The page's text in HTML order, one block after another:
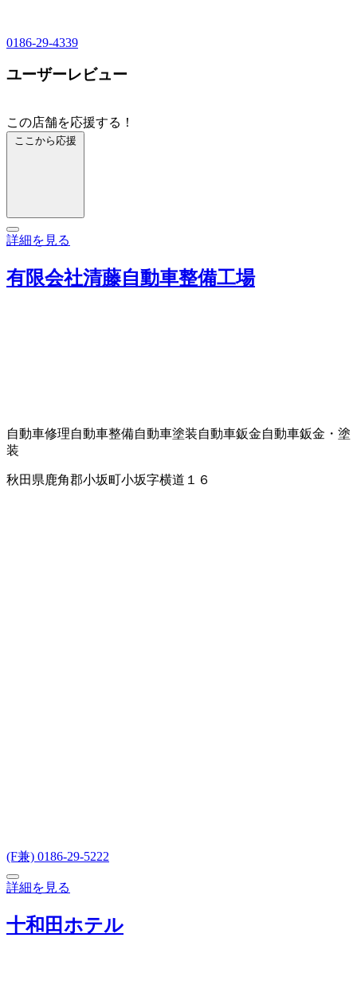
0186-29-4339
ユーザーレビュー
この店舗を応援する！
ここから応援
詳細を見る
有限会社清藤自動車整備工場
自動車修理自動車整備自動車塗装自動車鈑金自動車鈑金・塗
装
秋田県鹿角郡小坂町小坂字横道１６
(F兼) 0186-29-5222
詳細を見る
十和田ホテル